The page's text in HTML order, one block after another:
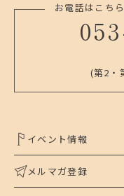
お電話はこちら
(第2・
イベント情報
メルマガ登録